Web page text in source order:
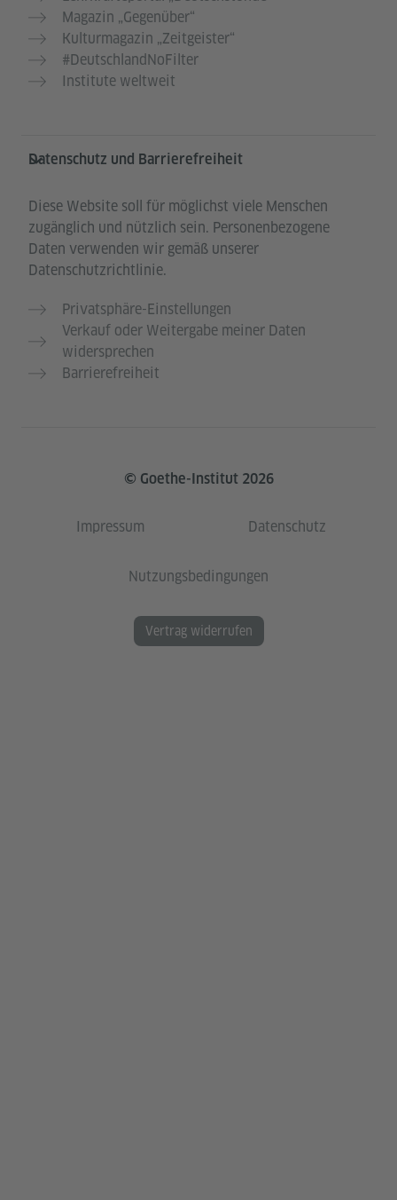
Magazin „Gegenüber“
Kulturmagazin „Zeitgeister“
#DeutschlandNoFilter
Institute weltweit
Datenschutz und Barrierefreiheit
Diese Website soll für möglichst viele Menschen
zugänglich und nützlich sein. Personenbezogene
Daten verwenden wir gemäß unserer
Datenschutzrichtlinie.
Privatsphäre-Einstellungen
Verkauf oder Weitergabe meiner Daten
widersprechen
Barrierefreiheit
© Goethe-Institut 2026
Impressum Datenschutz
Nutzungsbedingungen
Vertrag widerrufen